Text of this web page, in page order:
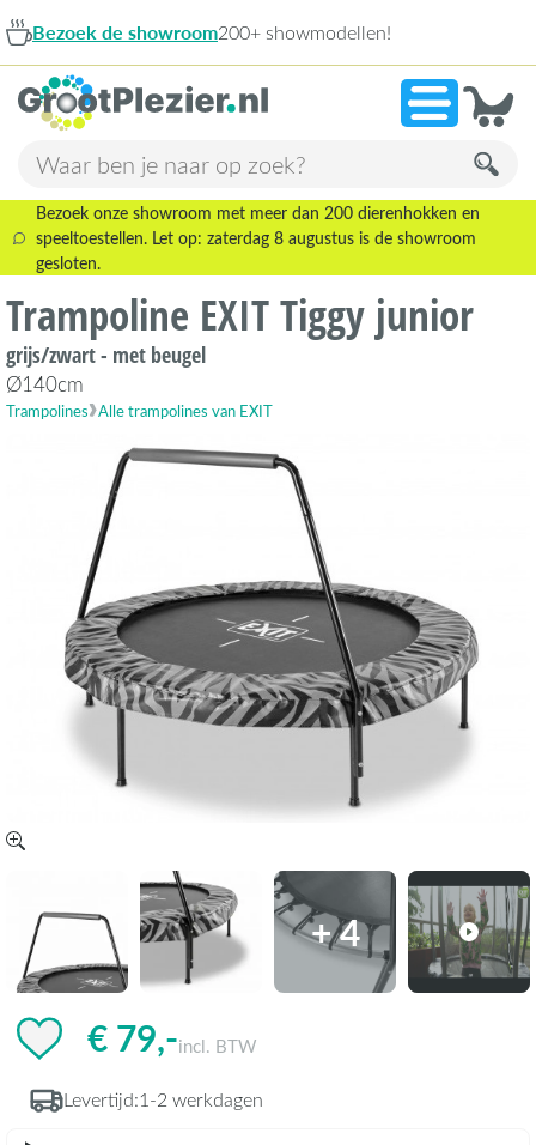
Bezoek de showroom200+ showmodellen!
Bezoek onze showroom met meer dan 200 dierenhokken en
speeltoestellen. Let op: zaterdag 8 augustus is de showroom
gesloten.
Trampoline EXIT Tiggy junior
grijs/zwart - met beugel
Ø140cm
Trampolines Alle trampolines van EXIT
+ 4
€ 79,-incl. BTW
Levertijd:1-2 werkdagen